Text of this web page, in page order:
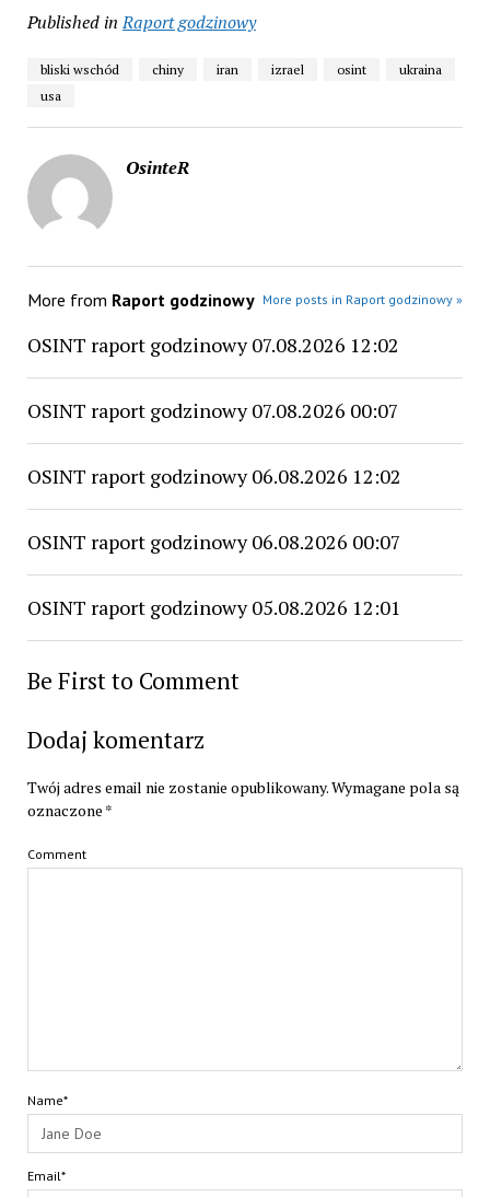
Published in Raport godzinowy
bliski wschód chiny iran izrael osint
ukraina
usa
OsinteR
More from Raport godzinowy More posts in Raport godzinowy »
OSINT raport godzinowy 07.08.2026 12:02
OSINT raport godzinowy 07.08.2026 00:07
OSINT raport godzinowy 06.08.2026 12:02
OSINT raport godzinowy 06.08.2026 00:07
OSINT raport godzinowy 05.08.2026 12:01
Be First to Comment
Dodaj komentarz
Twój adres email nie zostanie opublikowany.Wymagane pola są
oznaczone *
Comment
Name*
Email*